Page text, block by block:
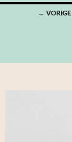
Berichten← VORIGE